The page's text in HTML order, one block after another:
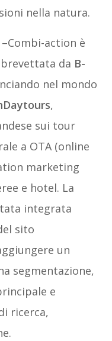
nella natura.
–Combi-action è
da B-
nel mondo
,
sui tour
a OTA (online
marketing
e hotel. La
integrata
sito
un
segmentazione,
e
ricerca,